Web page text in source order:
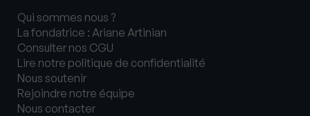
Qui sommes nous ?
La fondatrice : Ariane Artinian
Consulter nos CGU
Lire notre politique de confidentialité
Nous soutenir
Rejoindre notre équipe
Nous contacter